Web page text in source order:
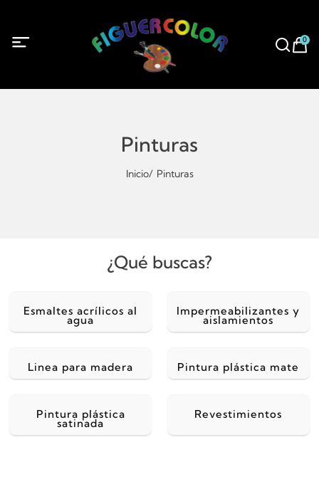
0
Pinturas
Inicio Pinturas
¿Qué buscas?
Esmaltes acrílicos al
agua
Impermeabilizantes y
aislamientos
Linea para madera Pintura plástica mate
Pintura plástica
satinada
Revestimientos